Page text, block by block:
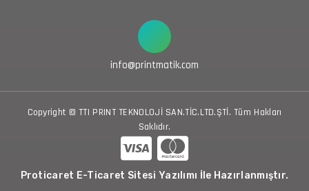
info@printmatik.com
Copyright © TTI PRINT TEKNOLOJİ SAN.TİC.LTD.ŞTİ. Tüm Hakları
Saklıdır.
Proticaret E-Ticaret Sitesi Yazılımı İle Hazırlanmıştır.